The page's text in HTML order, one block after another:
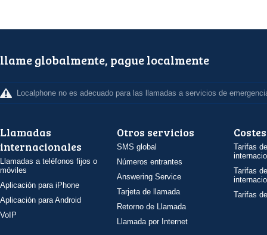
llame globalmente, pague localmente
Localphone no es adecuado para las llamadas a servicios de
Llamadas
internacionales
Llamadas a teléfonos fijos o
móviles
Aplicación para iPhone
Aplicación para Android
VoIP
Otros servicios
SMS global
Números entrantes
Answering Service
Tarjeta de llamada
Retorno de Llamada
Llamada por Internet
Costes
Tarifas
Tarifas
Tarifas